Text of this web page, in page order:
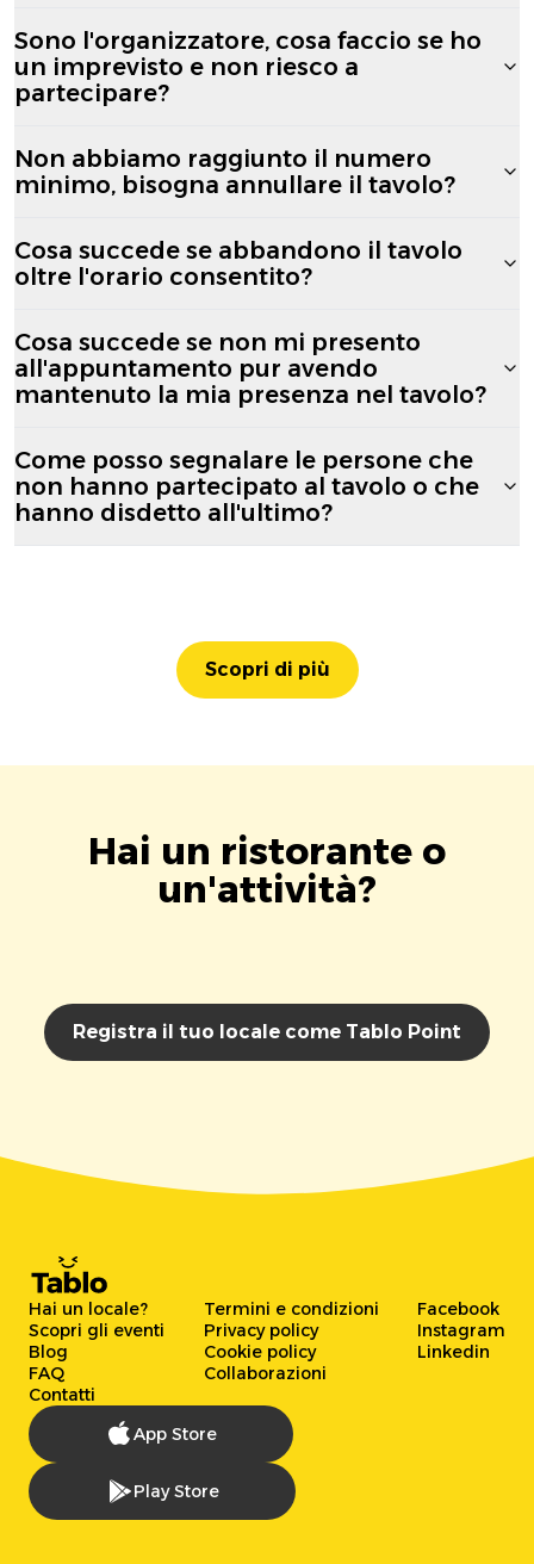
Sono l'organizzatore, cosa faccio se ho
un imprevisto e non riesco a
partecipare?
Non abbiamo raggiunto il numero
minimo, bisogna annullare il tavolo?
Cosa succede se abbandono il tavolo
oltre l'orario consentito?
Cosa succede se non mi presento
all'appuntamento pur avendo
mantenuto la mia presenza nel tavolo?
Come posso segnalare le persone che
non hanno partecipato al tavolo o che
hanno disdetto all'ultimo?
Scopri di più
Hai un ristorante o
un'attività?
Registra il tuo locale come Tablo Point
Hai un locale?
Scopri gli eventi
Blog
FAQ
Contatti
Termini e condizioni
Privacy policy
Cookie policy
Collaborazioni
Facebook
Instagram
Linkedin
App Store
Play Store